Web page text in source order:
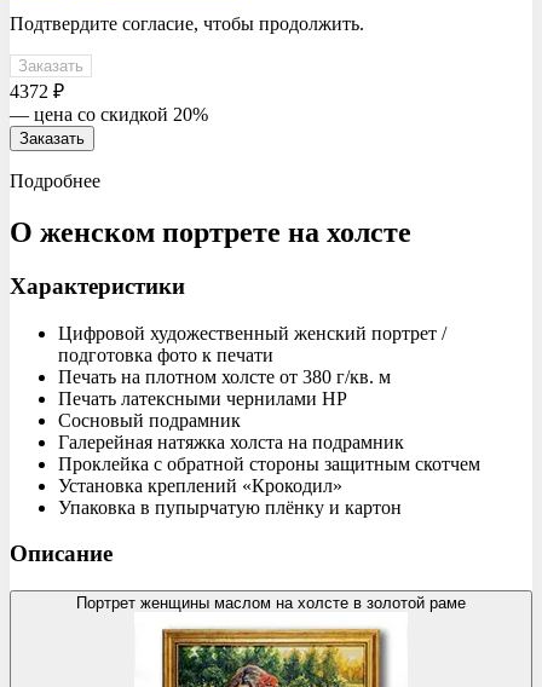
Подтвердите согласие, чтобы продолжить.
Заказать
4372 ₽
— цена со скидкой 20%
Заказать
Подробнее
О женском портрете на холсте
Характеристики
Цифровой художественный женский портрет /
подготовка фото к печати
Печать на плотном холсте от 380 г/кв. м
Печать латексными чернилами HP
Сосновый подрамник
Галерейная натяжка холста на подрамник
Проклейка с обратной стороны защитным скотчем
Установка креплений «Крокодил»
Упаковка в пупырчатую плёнку и картон
Описание
Портрет женщины маслом на холсте в золотой раме